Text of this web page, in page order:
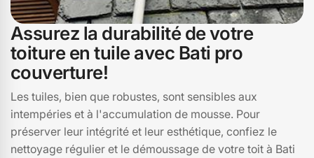
Assurez la durabilité de votre
toiture en tuile avec Bati pro
couverture!
Les tuiles, bien que robustes, sont sensibles aux
intempéries et à l'accumulation de mousse. Pour
préserver leur intégrité et leur esthétique, confiez le
nettoyage régulier et le démoussage de votre toit à Bati